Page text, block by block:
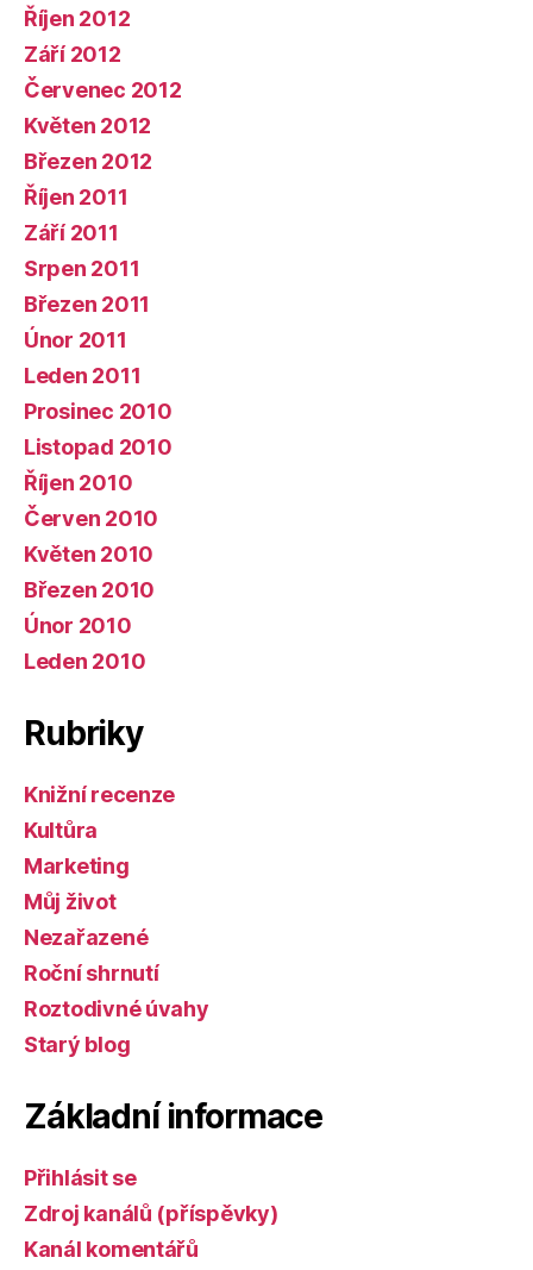
Říjen 2012
Září 2012
Červenec 2012
Květen 2012
Březen 2012
Říjen 2011
Září 2011
Srpen 2011
Březen 2011
Únor 2011
Leden 2011
Prosinec 2010
Listopad 2010
Říjen 2010
Červen 2010
Květen 2010
Březen 2010
Únor 2010
Leden 2010
Rubriky
Knižní recenze
Kultůra
Marketing
Můj život
Nezařazené
Roční shrnutí
Roztodivné úvahy
Starý blog
Základní informace
Přihlásit se
Zdroj kanálů (příspěvky)
Kanál komentářů